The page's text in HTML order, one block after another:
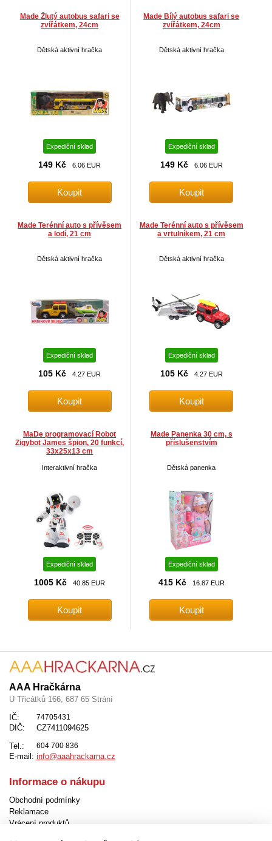
Made Žlutý autobus safari se
zvířátkem, 24cm
Dětská aktivní hračka
Expediční sklad
149 Kč 6.06 EUR
Made Bílý autobus safari se
zvířátkem, 24cm
Dětská aktivní hračka
Expediční sklad
149 Kč 6.06 EUR
Made Terénní auto s přívěsem
a lodí, 21 cm
Dětská aktivní hračka
Expediční sklad
105 Kč 4.27 EUR
Made Terénní auto s přívěsem
a vrtulníkem, 21 cm
Dětská aktivní hračka
Expediční sklad
105 Kč 4.27 EUR
MaDe programovací Robot
Zigybot James špion, 20 funkcí,
33x25x13 cm
Interaktivní hračka
Expediční sklad
1005 Kč 40.85 EUR
Made Panenka 30 cm, s
příslušenstvím
Dětská panenka
Expediční sklad
415 Kč 16.87 EUR
AAA Hračkárna
U Třicátků 166, 687 65 Strání
IČ:
74705431
DIČ:
CZ7411094625
Tel.:
604 700 836
E-mail: info@aaahrackarna.cz
Informace o nákupu
Obchodní podmínky
Reklamace
Vrácení produktů